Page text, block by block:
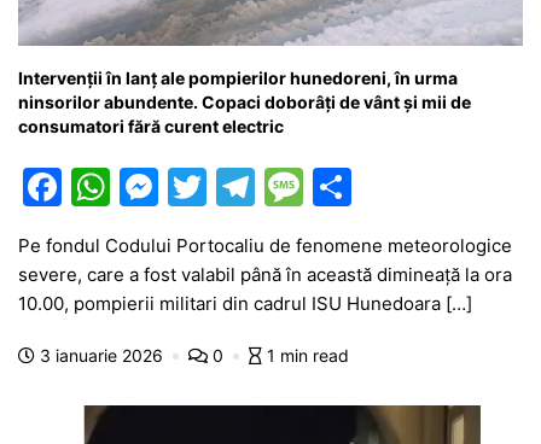
Intervenții în lanț ale pompierilor hunedoreni, în urma
ninsorilor abundente. Copaci doborâți de vânt și mii de
consumatori fără curent electric
F
c
e
b
o
W
at
s
A
p
M
e
s
s
e
g
T
itt
er
T
e
gr
a
m
M
s
s
a
e
ta
je
ă
Pe fondul Codului Portocaliu de fenomene meteorologice
severe, care a fost valabil până în această dimineață la ora
10.00, pompierii militari din cadrul ISU Hunedoara […]
3 ianuarie 2026 0 1 min read